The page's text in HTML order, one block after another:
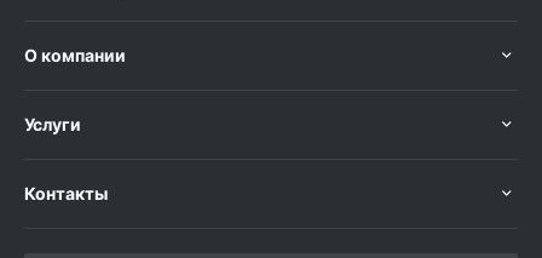
О компании
Услуги
Контакты